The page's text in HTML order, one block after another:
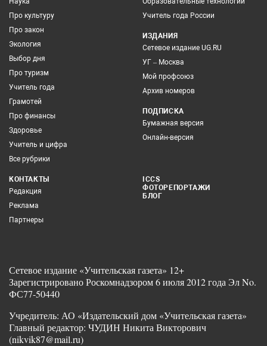
Про культуру
Про закон
Экология
Выбор дня
Про туризм
Учитель года
Грамотей
Про финансы
Здоровье
Учитель и цифра
Все рубрики
Учитель года России
ИЗДАНИЯ
Сетевое издание UG.RU
УГ – Москва
Мой профсоюз
Архив номеров
ПОДПИСКА
Бумажная версия
Онлайн-версия
КОНТАКТЫ
Редакция
Реклама
Партнеры
ICCS
ФОТОРЕПОРТАЖИ
БЛОГ
Сетевое издание «Учительская газета» 12+
Зарегистрировано Роскомнадзором 6 июля 2012 года Эл No.
ФС77-50440
Учредитель: АО «Издательский дом «Учительская газета»
Главный редактор: ЧУДИН Никита Викторович
(nikvik87@mail.ru)